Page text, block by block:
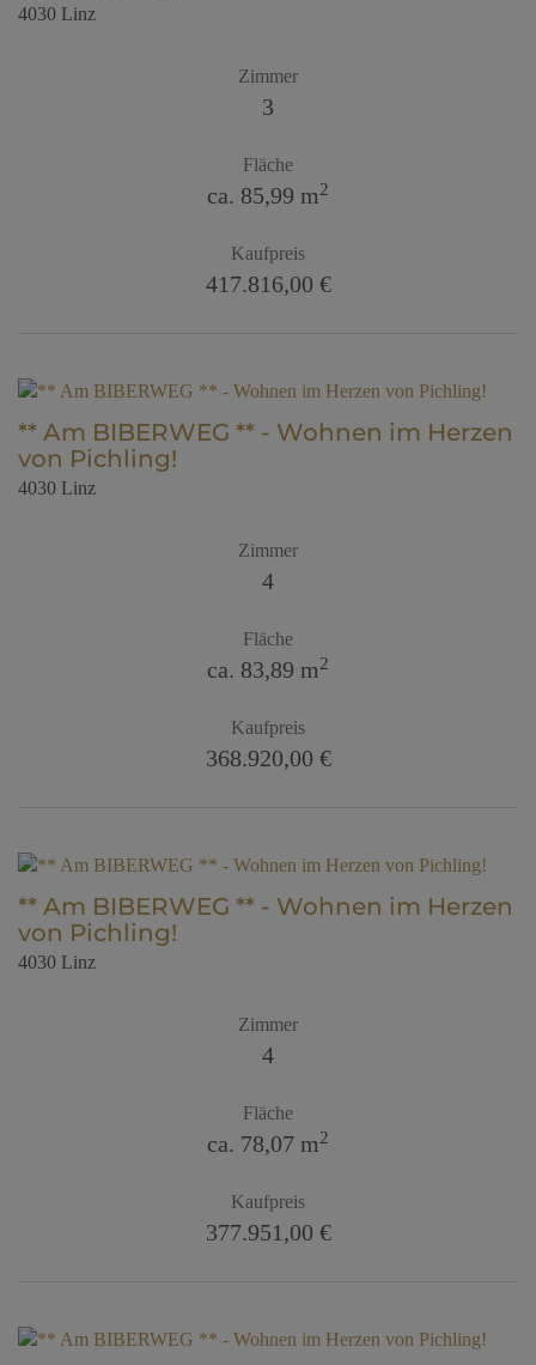
4030 Linz
Zimmer
3
Fläche
ca. 85,99 m2
Kaufpreis
417.816,00 €
** Am BIBERWEG ** - Wohnen im Herzen
von Pichling!
4030 Linz
Zimmer
4
Fläche
ca. 83,89 m2
Kaufpreis
368.920,00 €
** Am BIBERWEG ** - Wohnen im Herzen
von Pichling!
4030 Linz
Zimmer
4
Fläche
ca. 78,07 m2
Kaufpreis
377.951,00 €